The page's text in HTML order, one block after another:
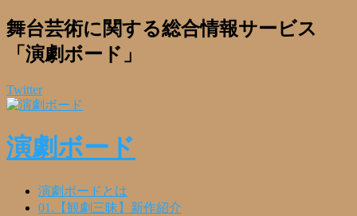
舞台芸術に関する総合情報サービス
「演劇ボード」
Twitter
演劇ボード
演劇ボードとは
01.【観劇三昧】新作紹介